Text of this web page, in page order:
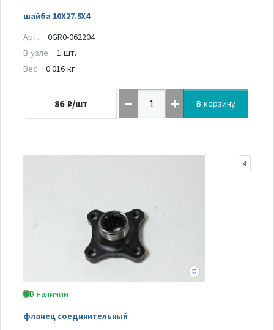
шайба 10X27.5X4
Арт.
0GR0-062204
В узле
1 шт.
Вес
0.016 кг
86 ₽/шт В корзину
В наличии
фланец соединительный
4